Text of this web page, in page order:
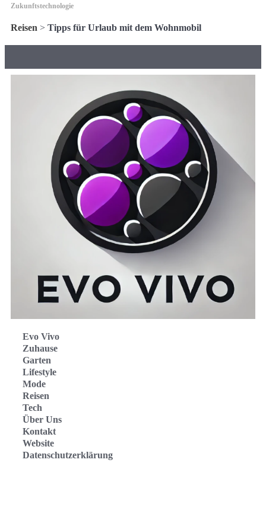
Zukunftstechnologie
Reisen > Tipps für Urlaub mit dem Wohnmobil
Evo Vivo
Zuhause
Garten
Lifestyle
Mode
Reisen
Tech
Über Uns
Kontakt
Website
Datenschutzerklärung